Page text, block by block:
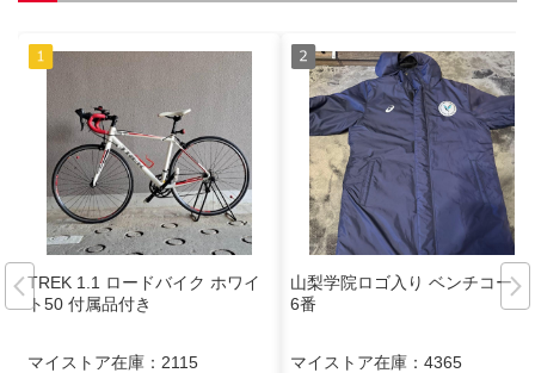
TREK 1.1 ロードバイク ホワイ
ト50 付属品付き
マイストア在庫： 2115
山梨学院ロゴ入り ベンチコート
6番
マイストア在庫： 4365